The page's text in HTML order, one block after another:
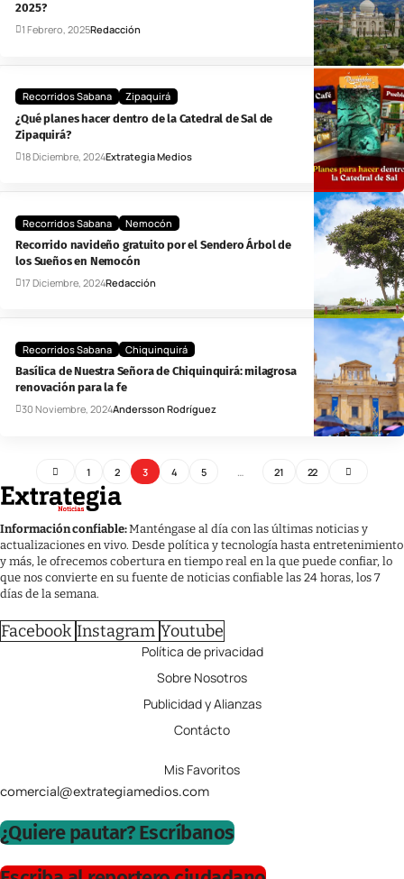
2025?
1 Febrero, 2025Redacción
Recorridos Sabana
Zipaquirá
¿Qué planes hacer dentro de la Catedral de Sal de
Zipaquirá?
18 Diciembre, 2024Extrategia Medios
Recorridos Sabana
Nemocón
Recorrido navideño gratuito por el Sendero Árbol de
los Sueños en Nemocón
17 Diciembre, 2024Redacción
Recorridos Sabana
Chiquinquirá
Basílica de Nuestra Señora de Chiquinquirá: milagrosa
renovación para la fe
30 Noviembre, 2024Andersson Rodríguez
1 2 3 4 5 … 21 22
Información confiable:Manténgase al día con las últimas noticias y
actualizaciones en vivo. Desde política y tecnología hasta entretenimiento
y más, le ofrecemos cobertura en tiempo real en la que puede confiar, lo
que nos convierte en su fuente de noticias confiable las 24 horas, los 7
días de la semana.
Facebook Instagram Youtube
Política de privacidad
Sobre Nosotros
Publicidad y Alianzas
Contácto
Mis Favoritos
comercial@extrategiamedios.com
¿Quiere pautar? Escríbanos